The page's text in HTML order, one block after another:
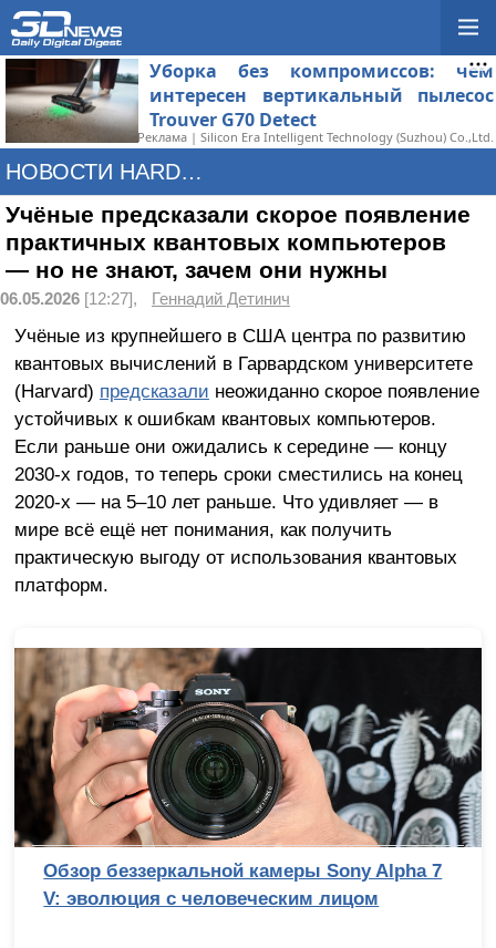
Уборка без компромиссов: чем
интересен вертикальный пылесос
Trouver G70 Detect
Реклама | Silicon Era Intelligent Technology (Suzhou) Co.,Ltd.
НОВОСТИ HARDWARE
Учёные предсказали скорое появление
практичных квантовых компьютеров
— но не знают, зачем они нужны
06.05.2026 [12:27], Геннадий Детинич
Учёные из крупнейшего в США центра по развитию
квантовых вычислений в Гарвардском университете
(Harvard) предсказали неожиданно скорое появление
устойчивых к ошибкам квантовых компьютеров.
Если раньше они ожидались к середине — концу
2030-х годов, то теперь сроки сместились на конец
2020-х — на 5–10 лет раньше. Что удивляет — в
мире всё ещё нет понимания, как получить
практическую выгоду от использования квантовых
платформ.
Снято в Голливуде? Почему Стэнли Кубрик
физически не смог бы подделать лунную